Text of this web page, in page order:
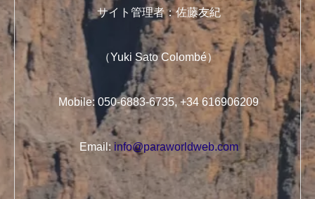
サイト管理者：佐藤友紀
（Yuki Sato Colombé）
Mobile: 050-6883-6735, +34 616906209
Email: info@paraworldweb.com